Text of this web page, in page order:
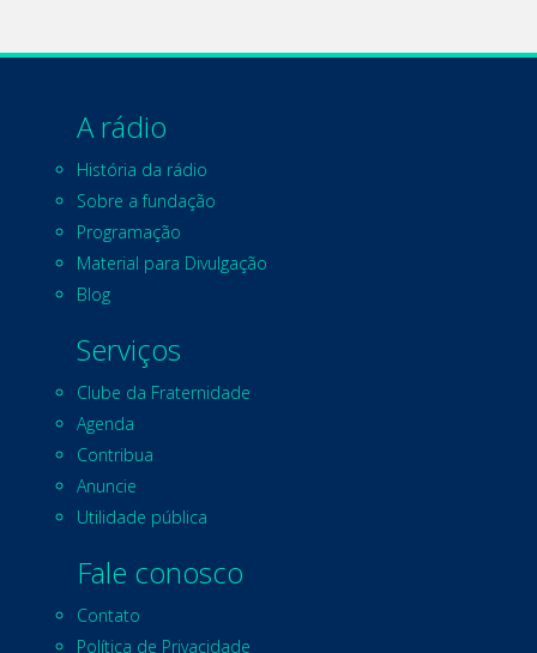
A rádio
História da rádio
Sobre a fundação
Programação
Material para Divulgação
Blog
Serviços
Clube da Fraternidade
Agenda
Contribua
Anuncie
Utilidade pública
Fale conosco
Contato
Política de Privacidade